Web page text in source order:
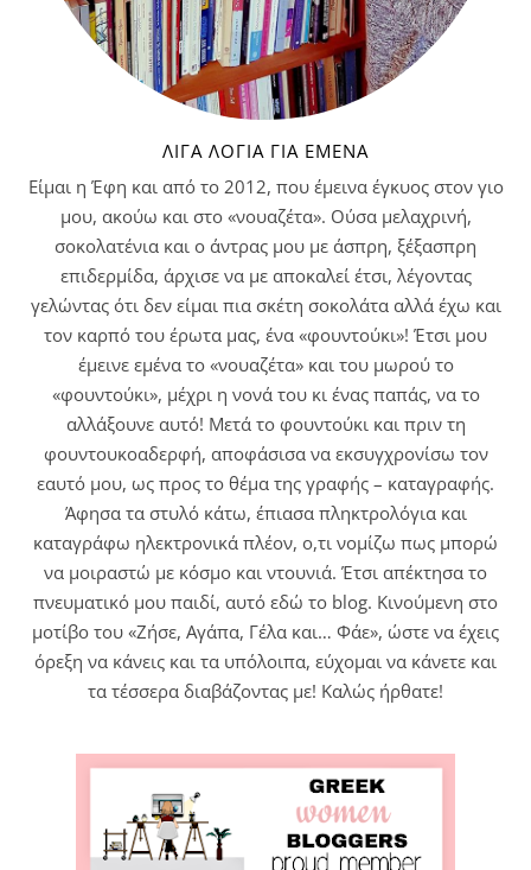
ΛΊΓΑ ΛΌΓΙΑ ΓΙΑ ΕΜΈΝΑ
Είμαι η Έφη και από το 2012, που έμεινα έγκυος στον γιο
μου, ακούω και στο «νουαζέτα». Ούσα μελαχρινή,
σοκολατένια και ο άντρας μου με άσπρη, ξέξασπρη
επιδερμίδα, άρχισε να με αποκαλεί έτσι, λέγοντας
γελώντας ότι δεν είμαι πια σκέτη σοκολάτα αλλά έχω και
τον καρπό του έρωτα μας, ένα «φουντούκι»! Έτσι μου
έμεινε εμένα το «νουαζέτα» και του μωρού το
«φουντούκι», μέχρι η νονά του κι ένας παπάς, να το
αλλάξουνε αυτό! Μετά το φουντούκι και πριν τη
φουντουκοαδερφή, αποφάσισα να εκσυγχρονίσω τον
εαυτό μου, ως προς το θέμα της γραφής – καταγραφής.
Άφησα τα στυλό κάτω, έπιασα πληκτρολόγια και
καταγράφω ηλεκτρονικά πλέον, ο,τι νομίζω πως μπορώ
να μοιραστώ με κόσμο και ντουνιά. Έτσι απέκτησα το
πνευματικό μου παιδί, αυτό εδώ το blog. Κινούμενη στο
μοτίβο του «Ζήσε, Αγάπα, Γέλα και… Φάε», ώστε να έχεις
όρεξη να κάνεις και τα υπόλοιπα, εύχομαι να κάνετε και
τα τέσσερα διαβάζοντας με! Καλώς ήρθατε!